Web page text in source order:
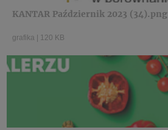
KANTAR Październik 2023 (34).png
grafika 120 KB